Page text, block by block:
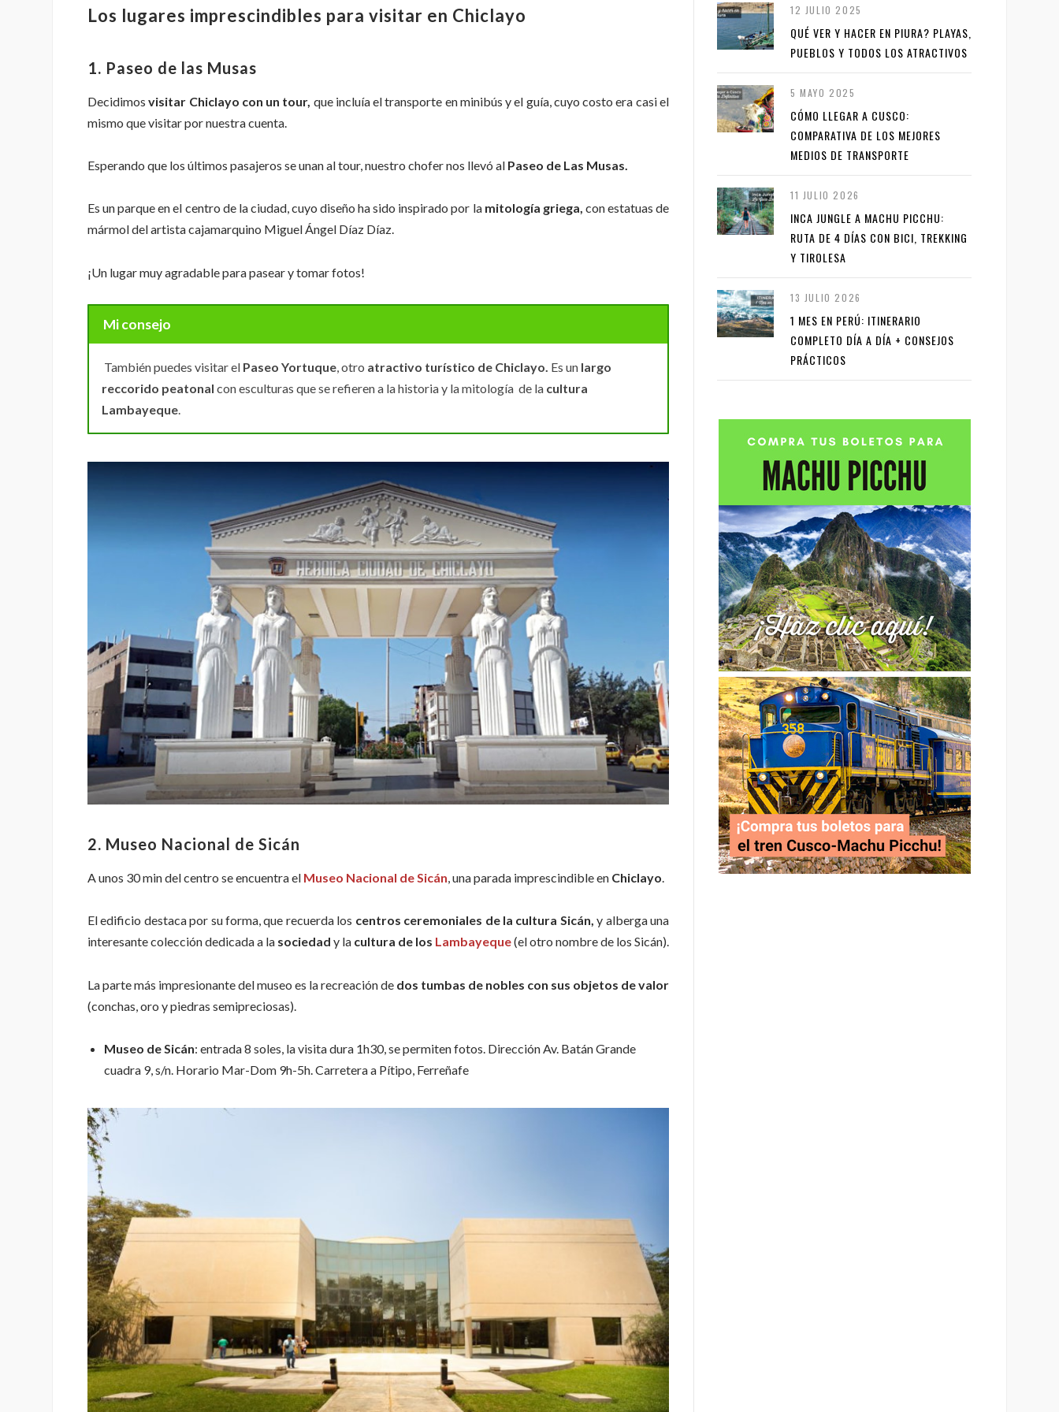
Los lugares imprescindibles para visitar en Chiclayo
1. Paseo de las Musas
Decidimosvisitar Chiclayo con un tour, que incluía el transporte en minibús y el guía, cuyo costo era casi el
mismo que visitar por nuestra cuenta.
Esperando que los últimos pasajeros se unan al tour, nuestro chofer nos llevó al Paseo de Las Musas.
Es un parque en el centro de la ciudad, cuyo diseño ha sido inspirado por la mitología griega, con estatuas de
mármol del artista cajamarquino Miguel Ángel Díaz Díaz.
¡Un lugar muy agradable para pasear y tomar fotos!
Mi consejo
También puedes visitar el Paseo Yortuque , otro atractivo turístico de Chiclayo. Es un largo
reccorido peatonal con esculturas que se refieren a la historia y la mitología de la cultura
Lambayeque
2. Museo Nacional de Sicán
A unos 30 min del centro se encuentra el Museo Nacional de Sicán , una parada imprescindible en Chiclayo
El edificio destaca por su forma, que recuerda los centros ceremoniales de la cultura Sicán,y alberga una
interesante colección dedicada a la sociedad y la cultura de los Lambayeque(el otro nombre de los Sicán).
La parte más impresionante del museo es la recreación de dos tumbas de nobles con sus objetos de valor
(conchas, oro y piedras semipreciosas).
Museo de Sicán: entrada 8 soles, la visita dura 1h30, se permiten fotos. Dirección Av. Batán Grande
cuadra 9, s/n. Horario Mar-Dom 9h-5h. Carretera a Pítipo, Ferreñafe
12 JULIO 2025
QUÉ VER Y HACER EN PIURA? PLAYAS,
PUEBLOS Y TODOS LOS ATRACTIVOS
5 MAYO 2025
CÓMO LLEGAR A CUSCO:
COMPARATIVA DE LOS MEJORES
MEDIOS DE TRANSPORTE
11 JULIO 2026
INCA JUNGLE A MACHU PICCHU:
RUTA DE 4 DÍAS CON BICI, TREKKING
Y TIROLESA
13 JULIO 2026
1 MES EN PERÚ: ITINERARIO
COMPLETO DÍA A DÍA + CONSEJOS
PRÁCTICOS